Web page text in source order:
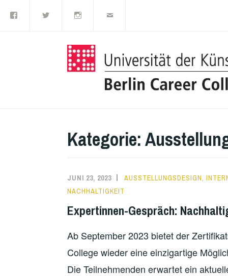
Inhalt
Kategorie:
JUNI 23, 2023 AUSSTELLUNGSDESIGN
NACHHALTIGKEIT
Expertinnen-Gespräch:
Ab September 2023 bietet der
College wieder eine einzigartige
Die Teilnehmenden erwartet ein